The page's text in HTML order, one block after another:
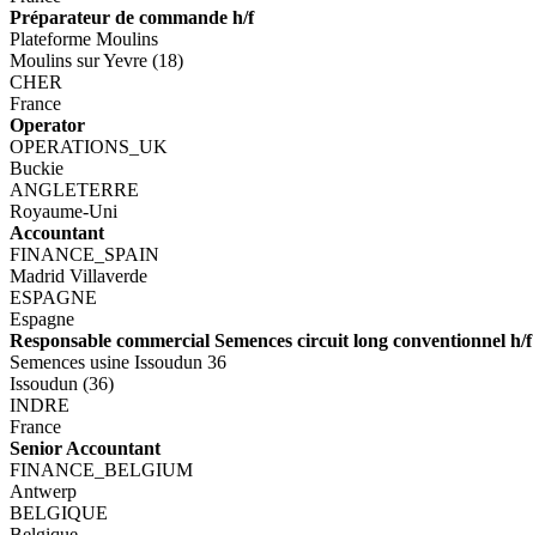
Préparateur de commande h/f
Plateforme Moulins
Moulins sur Yevre (18)
CHER
France
Operator
OPERATIONS_UK
Buckie
ANGLETERRE
Royaume-Uni
Accountant
FINANCE_SPAIN
Madrid Villaverde
ESPAGNE
Espagne
Responsable commercial Semences circuit long conventionnel h/f
Semences usine Issoudun 36
Issoudun (36)
INDRE
France
Senior Accountant
FINANCE_BELGIUM
Antwerp
BELGIQUE